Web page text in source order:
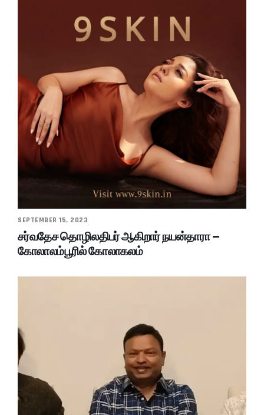
SEPTEMBER 15, 2023
சர்வதேச தொழிலதிபர் ஆகிறார் நயன்தாரா –
கோலாலம்பூரில் கோலாகலம்